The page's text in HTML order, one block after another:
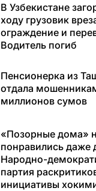
В Узбекистане
ходу грузовик
ограждение и
Водитель погиб
Пенсионерка из
отдала
миллионов сумов
«Позорные дома»
понравились даже
Народно-
партия
инициативы